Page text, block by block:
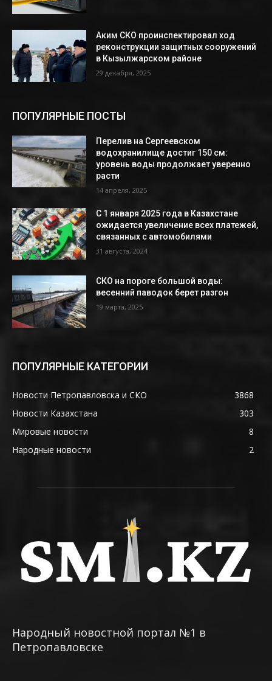
Аким СКО проинспектировал ход
реконструкции защитных сооружений
в Кызылжарском районе
29 декабря, 2025
ПОПУЛЯРНЫЕ ПОСТЫ
Перелив на Сергеевском
водохранилище достиг 150 см:
уровень воды продолжает уверенно
расти
14 апреля, 2025
С 1 января 2025 года в Казахстане
ожидается увеличение всех платежей,
связанных с автомобилями
31 августа, 2024
СКО на пороге большой воды:
весенний паводок берет разгон
19 марта, 2025
ПОПУЛЯРНЫЕ КАТЕГОРИИ
Новости Петропавловска и СКО
3868
Новости Казахстана
303
Мировые новости
8
Народные новости
2
Народный новостной портал №1 в
Петропавловске